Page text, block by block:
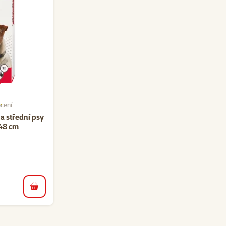
střední psy
cm
65%, počet hodnocení: 4
do košíku